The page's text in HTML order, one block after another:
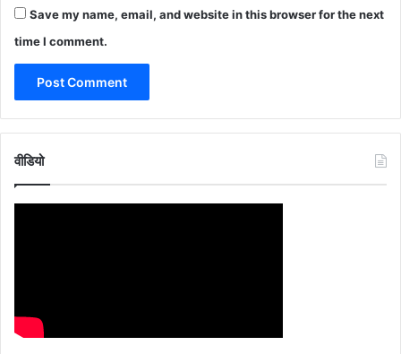
Save my name, email, and website in this browser for the next
time I comment.
वीडियो